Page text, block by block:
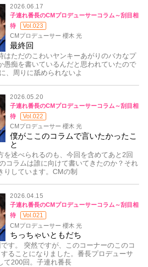
2026.06.17
子連れ番長のCMプロデューサーコラム～刮目相
待
Vol.023
CMプロデューサー 櫻木 光
最終回
はただのこわいヤンキーあがりのバカなプ
愚痴を書いているんだと思われていたので
、周りに舐められないよ
2026.05.20
子連れ番長のCMプロデューサーコラム～刮目相
待
Vol.022
CMプロデューサー 櫻木 光
僕がここのコラムで言いたかったこ
と
を述べられるのも、今回を含めてあと2回
コラムは誰に向けて書いてきたのか？それ
りしています。CMの制
2026.04.15
子連れ番長のCMプロデューサーコラム～刮目相
待
Vol.021
CMプロデューサー 櫻木 光
ちっちゃいともだち
す。 突然ですが、このコーナーのこのコ
ることになりました。番長プロデューサ
て200回。子連れ番長